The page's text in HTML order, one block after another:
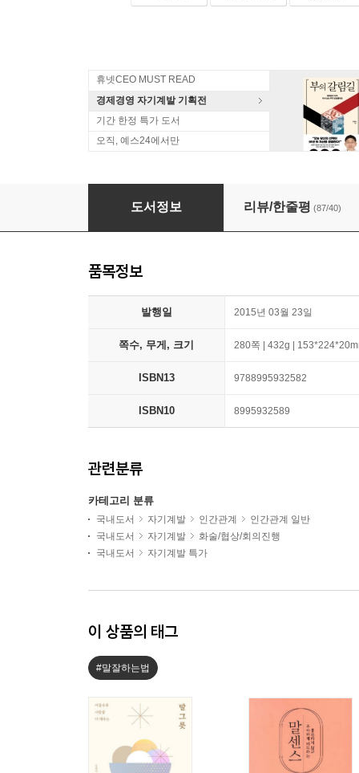
휴넷CEO MUST READ
경제경영 자기계발 기획전
기간 한정 특가 도서
오직, 예스24에서만
적을 만들지 않는 대화법
도서정보 리뷰/한줄평 (87/40)
품목정보
발행일 2015년 03월 23일
쪽수, 무게, 크기 280쪽 | 432g |
ISBN13 9788995932582
ISBN10 8995932589
관련분류
카테고리 분류
국내도서 자기계발 인간관계
인간관계 일반
국내도서
자기계발
화술/협상/회의진행
국내도서
자기계발 특가
이 상품의 태그
#말잘하는법